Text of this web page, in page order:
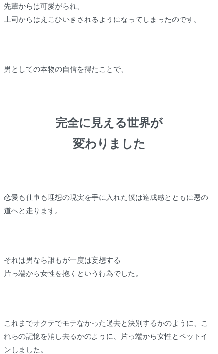
先輩からは可愛がられ、
上司からはえこひいきされるようになってしまったのです。
男としての本物の自信を得たことで、
完全に見える世界が
変わりました
恋愛も仕事も理想の現実を手に入れた僕は達成感とともに悪の
道へと走ります。
それは男なら誰もが一度は妄想する
片っ端から女性を抱くという行為でした。
これまでオクテでモテなかった過去と決別するかのように、こ
れらの記憶を消し去るかのように、片っ端から女性とベットイ
ンしました。